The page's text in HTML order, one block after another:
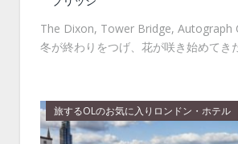
The Dixon, Tower Bridge, Autograph
冬が終わりをつげ、花が咲き始めてき
旅するOLのお気に入りロンドン・ホテル